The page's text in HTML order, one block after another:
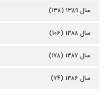
سال ۱۳۸۹ (۱۳۸)
سال ۱۳۸۸ (۱۰۶)
سال ۱۳۸۷ (۱۷۸)
سال ۱۳۸۶ (۷۴)